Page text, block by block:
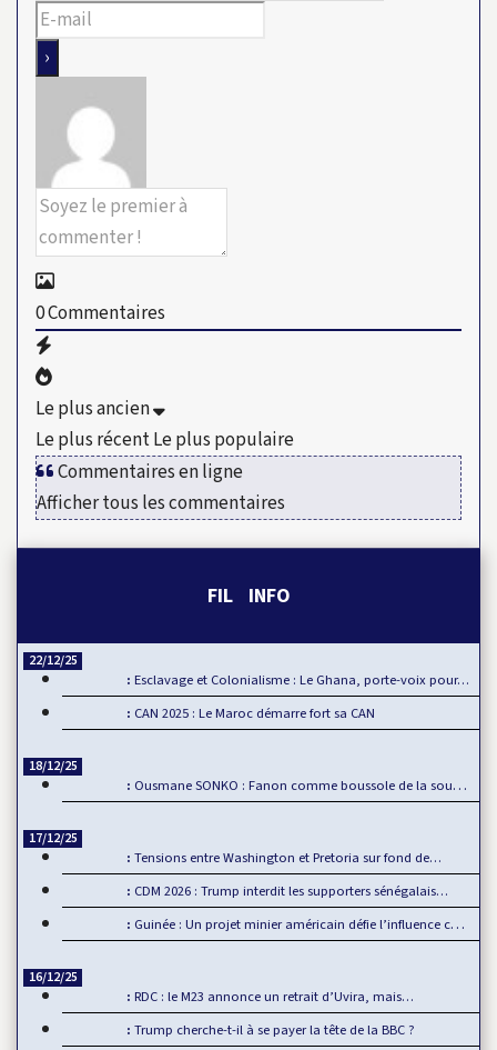
0Commentaires
Le plus ancien
Le plus récentLe plus populaire
Commentaires en ligne
Afficher tous les commentaires
FIL INFO
22/12/25
Esclavage et Colonialisme : Le Ghana, porte-voix pour…
CAN 2025 : Le Maroc démarre fort sa CAN
18/12/25
Ousmane SONKO : Fanon comme boussole de la souveraineté…
17/12/25
Tensions entre Washington et Pretoria sur fond de…
CDM 2026 : Trump interdit les supporters sénégalais…
Guinée : Un projet minier américain défie l’influence chinoise
16/12/25
RDC : le M23 annonce un retrait d’Uvira, mais…
Trump cherche-t-il à se payer la tête de la BBC ?